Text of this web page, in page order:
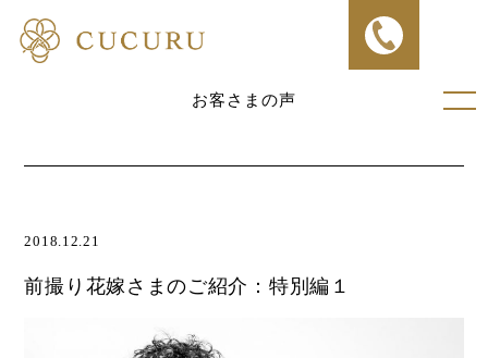
お客さまの声
2018.12.21
前撮り花嫁さまのご紹介：特別編１